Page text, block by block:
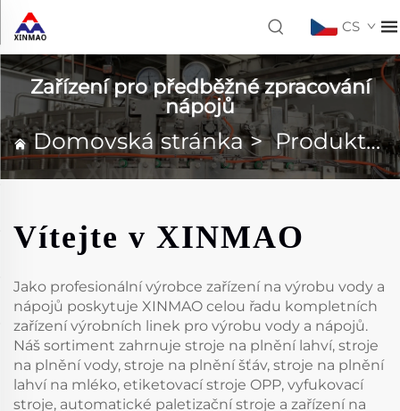
CS
Zařízení pro předběžné zpracování
nápojů
Domovská stránka>Produkty
Vítejte v XINMAO
Jako profesionální výrobce zařízení na výrobu vody a
nápojů poskytuje XINMAO celou řadu kompletních
zařízení výrobních linek pro výrobu vody a nápojů.
Náš sortiment zahrnuje stroje na plnění lahví, stroje
na plnění vody, stroje na plnění šťáv, stroje na plnění
lahví na mléko, etiketovací stroje OPP, vyfukovací
stroje, automatické paletizační stroje a zařízení na